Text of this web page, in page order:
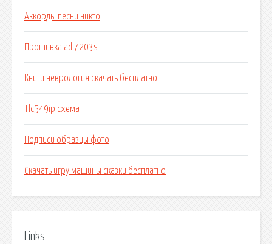
Аккорды песни никто
Прошивка ad 7203s
Книги неврология скачать бесплатно
Tlc549ip схема
Подписи образцы фото
Скачать игру машины сказки бесплатно
Links